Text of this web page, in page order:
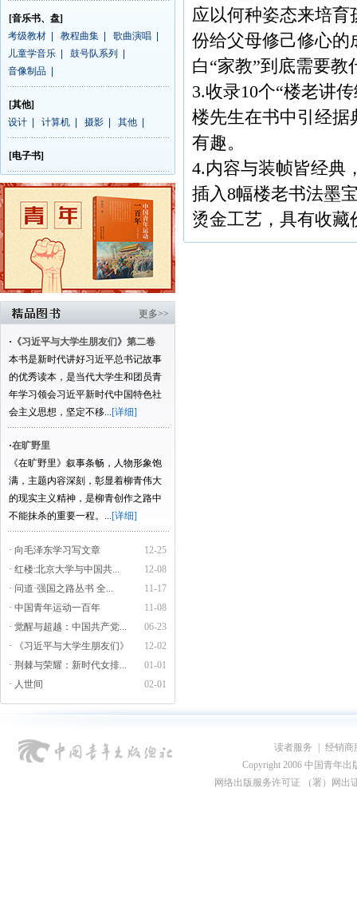
[音乐书、盘]
考级教材
教程曲集 歌曲演唱
儿童学音乐
鼓号队系列
音像制品
[其他]
设计
计算机 摄影 其他
[电子书]
更多>>
· 《习近平与大学生朋友们》第二卷
本书是新时代讲好习近平总书记故事
的优秀读本，是当代大学生和团员青
年学习领会习近平新时代中国特色社
会主义思想，坚定不移...[详细]
·在旷野里
《在旷野里》叙事条畅，人物形象饱
满，主题内容深刻，彰显着柳青伟大
的现实主义精神，是柳青创作之路中
不能抹杀的重要一程。...[详细]
12-25
· 向毛泽东学习写文章
12-08
· 红楼:北京大学与中国共...
11-17
· 问道·强国之路丛书 全...
11-08
· 中国青年运动一百年
06-23
· 觉醒与超越：中国共产党...
12-02
· 《习近平与大学生朋友们》
01-01
· 荆棘与荣耀：新时代女排...
02-01
· 人世间
应以何种姿态来培
份给父母修己修心的
白“家教”到底需要
3.收录10个“楼老讲
楼先生在书中引经据
有趣。
4.内容与装帧皆经典
插入8幅楼老书法墨
烫金工艺，具有收藏
读者服务
经销商
Copyright 2006 中国青年出
网络出版服务许可证 （署）网出